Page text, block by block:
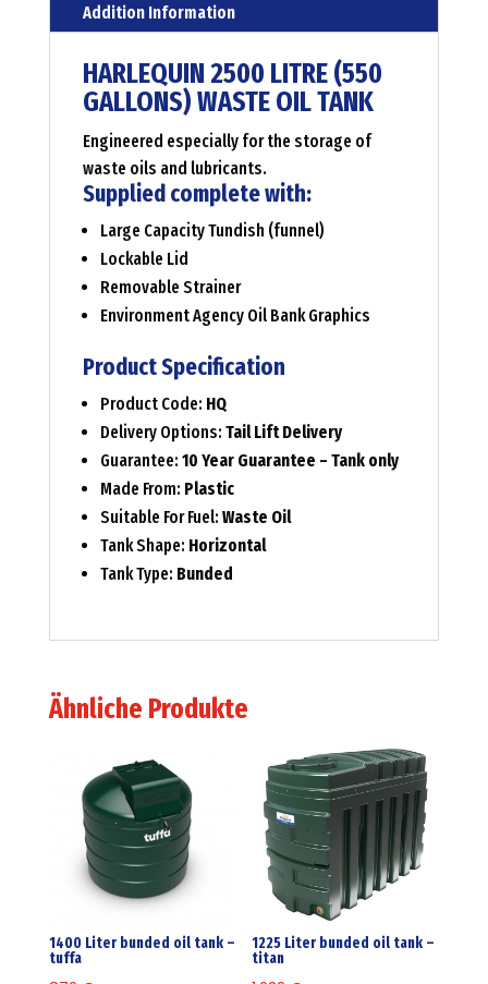
Addition Information
HARLEQUIN 2500 LITRE (550
GALLONS) WASTE OIL TANK
Engineered especially for the storage of
waste oils and lubricants.
Supplied complete with:
Large Capacity Tundish (funnel)
Lockable Lid
Removable Strainer
Environment Agency Oil Bank Graphics
Product Specification
Product Code: HQ
Delivery Options: Tail Lift Delivery
Guarantee: 10 Year Guarantee – Tank only
Made From: Plastic
Suitable For Fuel: Waste Oil
Tank Shape: Horizontal
Tank Type: Bunded
Ähnliche Produkte
1400 Liter bunded oil tank –
tuffa
1225 Liter bunded oil tank –
titan